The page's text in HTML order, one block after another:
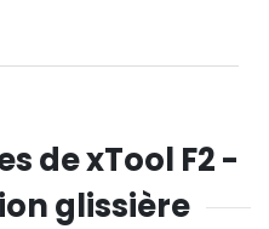
de xTool F2 -
glissière